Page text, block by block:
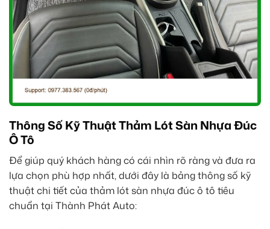
Thông Số Kỹ Thuật Thảm Lót Sàn Nhựa Đúc
Ô Tô
Để giúp quý khách hàng có cái nhìn rõ ràng và đưa ra
lựa chọn phù hợp nhất, dưới đây là bảng thông số kỹ
thuật chi tiết của thảm lót sàn nhựa đúc ô tô tiêu
chuẩn tại Thành Phát Auto: